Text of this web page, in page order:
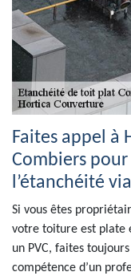
Faites appel à
Combiers
l’étanchéité
Si vous êtes
votre toiture est plate
un PVC, faites
compétence d’un